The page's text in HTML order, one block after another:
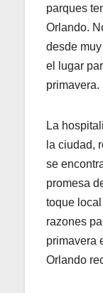
parques
Orlando.
desde
el lugar
primavera.
La
la ciudad,
se
promesa
toque
razones
primavera
Orlando